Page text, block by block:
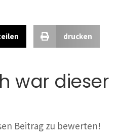
drucken
war dieser
Beitrag zu bewerten!